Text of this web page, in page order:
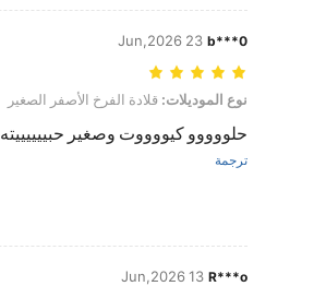
b***0
23 Jun,2026
نوع الموديلات: قلادة الفرخ الأصفر الصغير, لون: 1 عنصر
نوع الموديلات: قلادة الفرخ الأصفر الصغير
حلووووو كيووووت وصغير حبييييييته
ترجمة
R***o
13 Jun,2026